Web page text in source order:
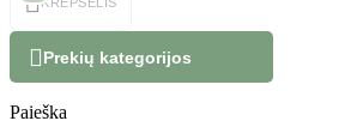
Prekių kategorijos
Paieška